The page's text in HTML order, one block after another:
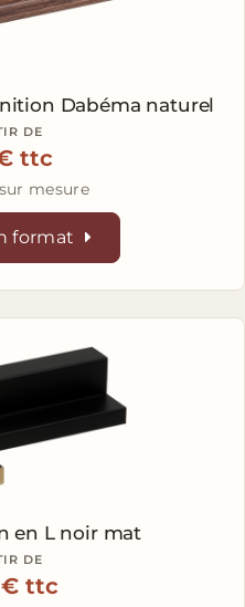
Dabéma naturel
DE
ttc
mesure
format
en L noir mat
DE
€ ttc